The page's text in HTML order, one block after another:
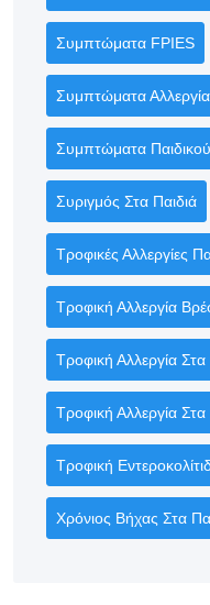
Συμπτώματα FPIES
Συμπτώματα
Συμπτώματα
Συριγμός Στα Παιδιά
Τροφικές Αλλεργίες
Τροφική Αλλεργία
Τροφική Αλλεργία
Τροφική Αλλεργία Στα
Τροφική
Χρόνιος Βήχας Στα